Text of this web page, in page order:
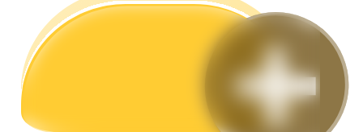
Chiến lược giao dịch